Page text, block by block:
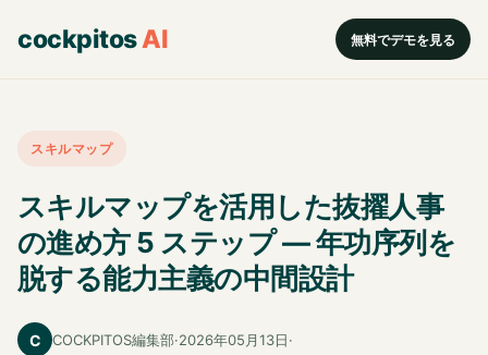
cockpitosAI 無料でデモを見る
スキルマップ
スキルマップを活用した抜擢人事
の進め方 5 ステップ ― 年功序列を
脱する能力主義の中間設計
C COCKPITOS編集部·2026年05月13日·